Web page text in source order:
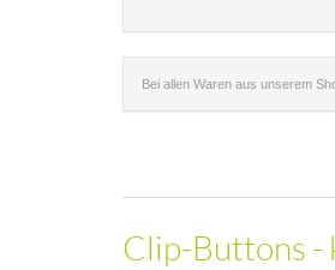
Bei allen Waren aus unserem
Clip-Buttons -